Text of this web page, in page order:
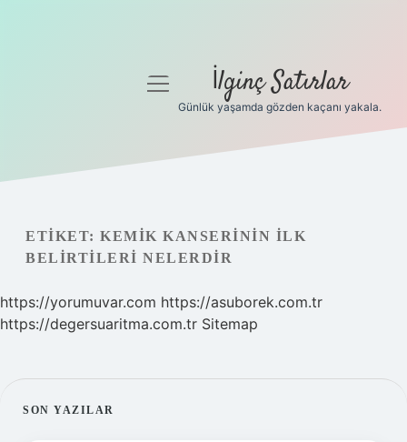
Gizlilik Politikası
Hakkımızda
menüyü
İlginç Satırlar
Günlük yaşamda gözden kaçanı yakala.
ETIKET: KEMIK KANSERININ ILK
BELIRTILERI NELERDIR
https://yorumuvar.com https://asuborek.com.tr
https://degersuaritma.com.tr Sitemap
SIDEBAR
SON YAZILAR